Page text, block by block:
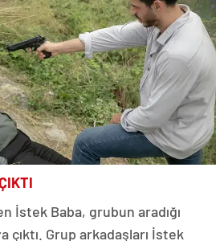
İstek Baba, grubun aradığı
Grup arkadaşları İstek